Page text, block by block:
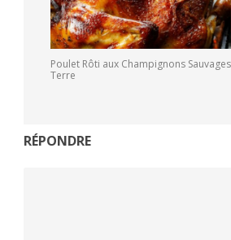
Poulet Rôti aux Champignons
Terre
RÉPONDRE